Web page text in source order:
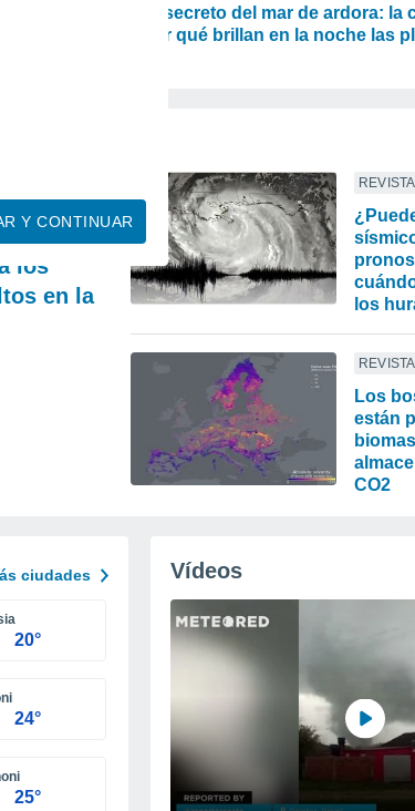
Y CONTINUAR
El secreto del mar de ardora: la
por qué brillan en la noche las
los
en la
REVISTA
los
REVISTA
Los
están
CO2
ciudades
20°
24°
25°
Vídeos